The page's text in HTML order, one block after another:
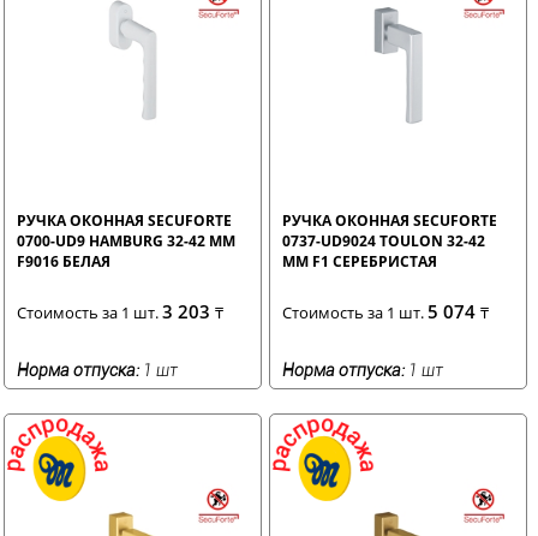
РУЧКА ОКОННАЯ SECUFORTE
0700-UD9 HAMBURG 32-42 ММ
F9016 БЕЛАЯ
Стоимость за 1 шт.3 203 ₸
Норма отпуска: 1 шт
РУЧКА ОКОННАЯ SECUFORTE
0737-UD9024 TOULON 32-42
ММ F1 СЕРЕБРИСТАЯ
Стоимость за 1 шт.5 074₸
Норма отпуска: 1 шт